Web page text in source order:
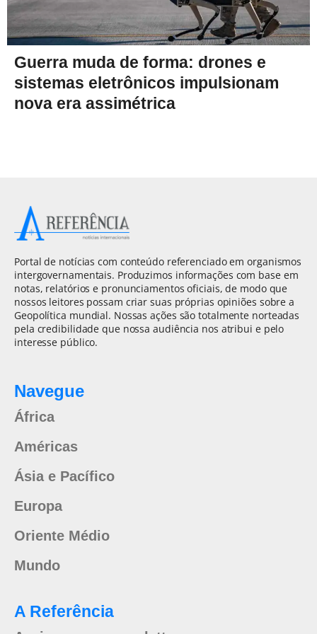
Guerra muda de forma: drones e
sistemas eletrônicos impulsionam
nova era assimétrica
Portal de notícias com conteúdo referenciado em organismos
intergovernamentais. Produzimos informações com base em
notas, relatórios e pronunciamentos oficiais, de modo que
nossos leitores possam criar suas próprias opiniões sobre a
Geopolítica mundial. Nossas ações são totalmente norteadas
pela credibilidade que nossa audiência nos atribui e pelo
interesse público.
Navegue
África
Américas
Ásia e Pacífico
Europa
Oriente Médio
Mundo
A Referência